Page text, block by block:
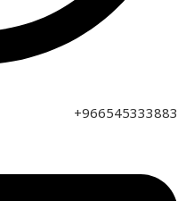
966545333883+